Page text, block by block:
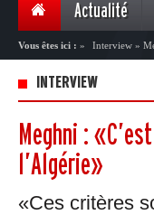
Actualité
Vous êtes ici : » Interview »
INTERVIEW
Meghni :
l’Algérie»
«Ces critères